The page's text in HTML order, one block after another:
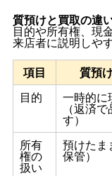
質預けと買取の違
目的や所有権、現
来店者に説明しや
項目
質預
目的
一時的に
（返済
す）
所有
権の
扱い
預けたま
保管）